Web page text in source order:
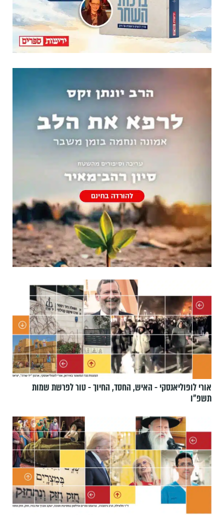
אורי לופוליאנסקי - האיש, החסד, החיוך - טור לפרשת שמות
תשפ״ו